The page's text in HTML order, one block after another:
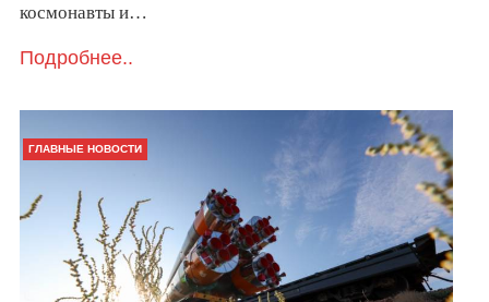
космонавты и…
Подробнее..
ГЛАВНЫЕ НОВОСТИ